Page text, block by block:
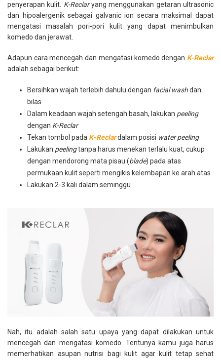
penyerapan kulit. K-Reclaryang menggunakan getaran ultrasonic
dan hipoalergenik sebagai galvanic ion secara maksimal dapat
mengatasi masalah pori-pori kulit yang dapat menimbulkan
komedo dan jerawat.
Adapun cara mencegah dan mengatasi komedo dengan K-Reclar
adalah sebagai berikut:
Bersihkan wajah terlebih dahulu dengan facial washdan
bilas
Dalam keadaan wajah setengah basah, lakukan peeling
dengan K-Reclar
Tekan tombol pada K-Reclardalam posisi water peeling
Lakukan peelingtanpa harus menekan terlalu kuat, cukup
dengan mendorong mata pisau (blade) pada atas
permukaan kulit seperti mengikis kelembapan ke arah atas
Lakukan 2-3 kali dalam seminggu
Nah, itu adalah salah satu upaya yang dapat dilakukan untuk
mencegah dan mengatasi komedo. Tentunya kamu juga harus
memerhatikan asupan nutrisi bagi kulit agar kulit tetap sehat